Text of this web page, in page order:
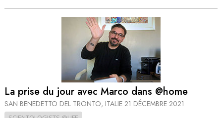
La prise du jour avec Marco dans @home
SAN BENEDETTO DEL TRONTO, ITALIE 21 DÉCEMBRE 2021